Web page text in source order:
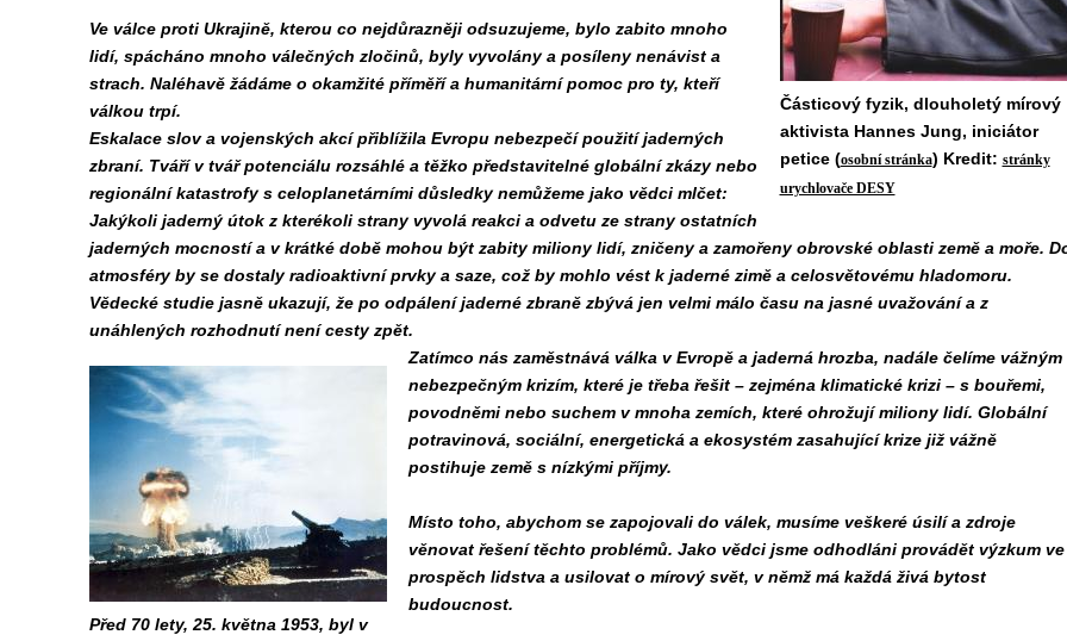
Částicový fyzik, dlouholetý mírový
aktivista Hannes Jung, iniciátor
petice (osobní stránka) Kredit: stránky
urychlovače DESY
Ve válce proti Ukrajině, kterou co nejdůrazněji odsuzujeme, bylo zabito mnoho
lidí, spácháno mnoho válečných zločinů, byly vyvolány a posíleny nenávist a
strach. Naléhavě žádáme o okamžité příměří a humanitární pomoc pro ty, kteří
válkou trpí.
Eskalace slov a vojenských akcí přiblížila Evropu nebezpečí použití jaderných
zbraní. Tváří v tvář potenciálu rozsáhlé a těžko představitelné globální zkázy nebo
regionální katastrofy s celoplanetárními důsledky nemůžeme jako vědci mlčet:
Jakýkoli jaderný útok z kterékoli strany vyvolá reakci a odvetu ze strany ostatních
jaderných mocností a v krátké době mohou být zabity miliony lidí, zničeny a zamořeny obrovské oblasti země a moře.
atmosféry by se dostaly radioaktivní prvky a saze, což by mohlo vést k jaderné zimě a celosvětovému hladomoru.
Vědecké studie jasně ukazují, že po odpálení jaderné zbraně zbývá jen velmi málo času na jasné uvažování a z
unáhlených rozhodnutí není cesty zpět.
Před 70 lety, 25. května 1953, byl v
Zatímco nás zaměstnává válka v Evropě a jaderná hrozba, nadále čelíme vážným
nebezpečným krizím, které je třeba řešit – zejména klimatické krizi – s bouřemi,
povodněmi nebo suchem v mnoha zemích, které ohrožují miliony lidí. Globální
potravinová, sociální, energetická a ekosystém zasahující krize již vážně
postihuje země s nízkými příjmy.
Místo toho, abychom se zapojovali do válek, musíme veškeré úsilí a zdroje
věnovat řešení těchto problémů. Jako vědci jsme odhodláni provádět výzkum ve
prospěch lidstva a usilovat o mírový svět, v němž má každá živá bytost
budoucnost.